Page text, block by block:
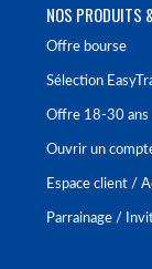
NOS PRODUITS
Offre bourse
Sélection
Offre 18-30 ans
Ouvrir un
Espace client /
Parrainage /